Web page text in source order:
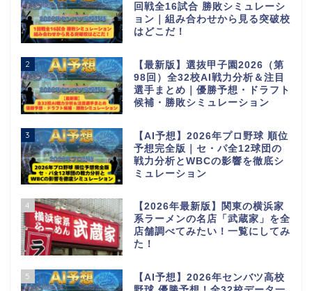
回戦全16試合 勝敗シミュレーシ
ョン｜組み合わせから見る突破校
はどこだ！
2
【最新版】選抜甲子園2026（第
98回）全32校AI戦力分析＆注目
選手まとめ｜優勝予想・ドラフト
候補・勝敗シミュレーション
3
【AI予想】2026年プロ野球 順位
予想完全版｜セ・パ全12球団の
戦力分析とWBCの影響を徹底シ
ミュレーション
4
【2026年最新版】関東の横浜家
系ラーメンの名店「武蔵家」を全
店舗調べてみたい！一覧にしてみ
た！
5
【AI予想】2026年センバツ高校